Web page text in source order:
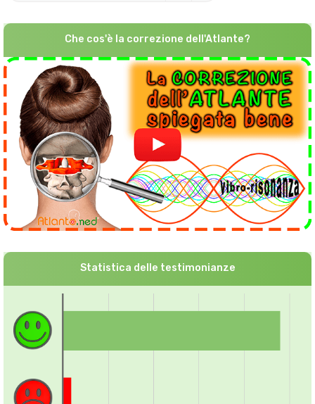
Che cos'è la correzione dell'Atlante?
Statistica delle testimonianze